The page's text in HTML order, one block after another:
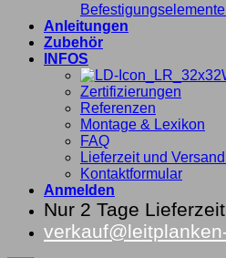
Befestigungselemente
Anleitungen
Zubehör
INFOS
Zertifizierungen
Referenzen
Montage & Lexikon
FAQ
Lieferzeit und
Kontaktformular
Anmelden
Nur 2 Tage Lieferzeit